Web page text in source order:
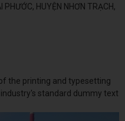
HUYỆN NHƠN TRẠCH,
the printing and typesetting
standard dummy text